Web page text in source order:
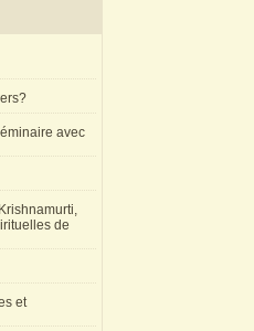
avec
de
et